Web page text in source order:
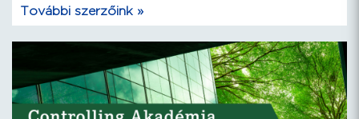
További szerzőink »